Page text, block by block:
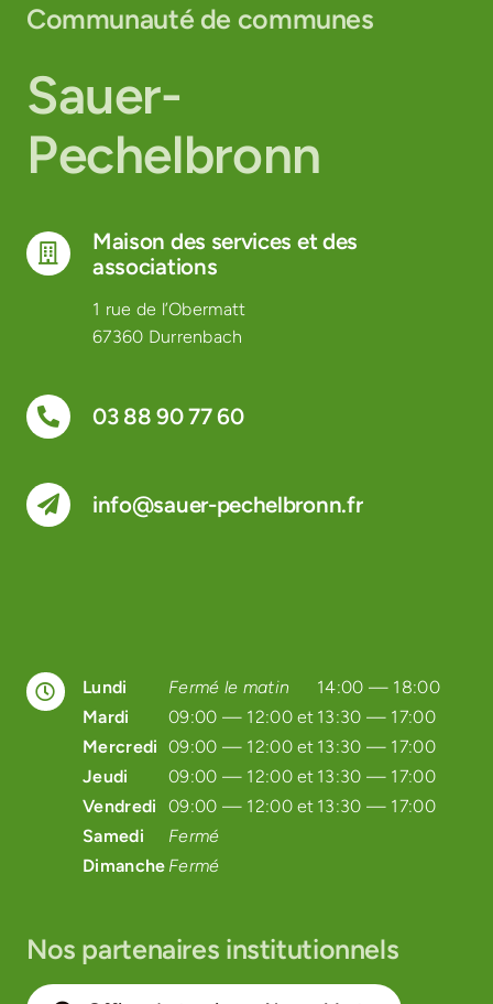
Communauté de communes
Sauer-
Pechelbronn
Maison des services et des
associations
1 rue de l’Obermatt
67360 Durrenbach
03 88 90 77 60
info@sauer-pechelbronn.fr
Lundi Fermé le matin
14:00 — 18:00
Mardi
09:00 — 12:00 et 13:30 — 17:00
Mercredi 09:00 — 12:00 et 13:30 — 17:00
Jeudi
09:00 — 12:00 et 13:30 — 17:00
Vendredi
09:00 — 12:00 et 13:30 — 17:00
Samedi
Fermé
Dimanche Fermé
Nos partenaires institutionnels